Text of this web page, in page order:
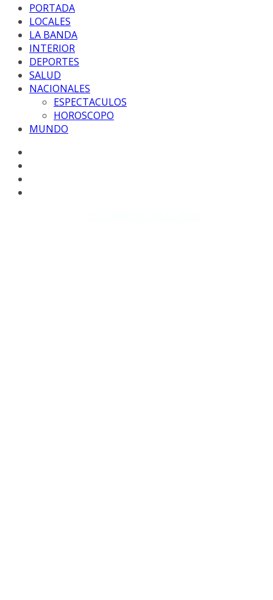
PORTADA
LOCALES
LA BANDA
INTERIOR
DEPORTES
SALUD
NACIONALES
ESPECTACULOS
HOROSCOPO
MUNDO